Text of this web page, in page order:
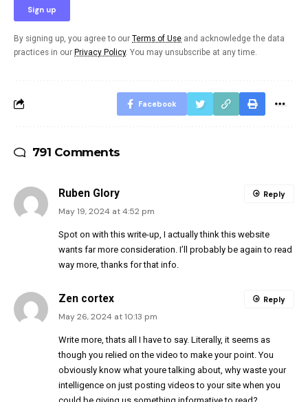
By signing up, you agree to our Terms of Use and acknowledge the data
practices in our Privacy Policy. You may unsubscribe at any time.
Facebook
791 Comments
Ruben Glory
May 19, 2024 at 4:52 pm
Spot on with this write-up, I actually think this website
wants far more consideration. I’ll probably be again to read
way more, thanks for that info.
Reply
Zen cortex
May 26, 2024 at 10:13 pm
Write more, thats all I have to say. Literally, it seems as
though you relied on the video to make your point. You
obviously know what youre talking about, why waste your
intelligence on just posting videos to your site when you
Reply